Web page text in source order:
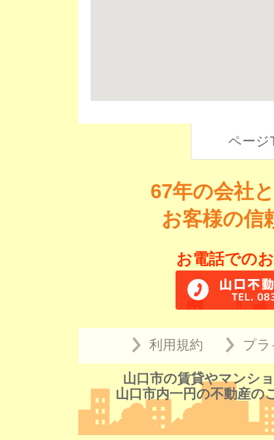
ページ
67年の会社
お客様の信
お電話での
利用規約 プ
山口市の賃貸やマンシ
山口市内一円の不動産の